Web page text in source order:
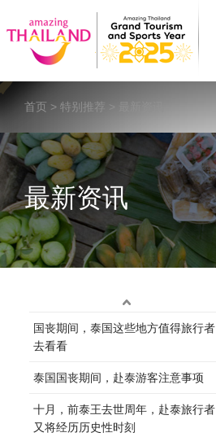
首页 > 特别推荐 > 最新资讯
最新资讯
国丧期间，泰国这些地方值得旅行者
去看看
泰国国丧期间，赴泰游客注意事项
十月，前泰王去世周年，赴泰旅行者
又将经历历史性时刻